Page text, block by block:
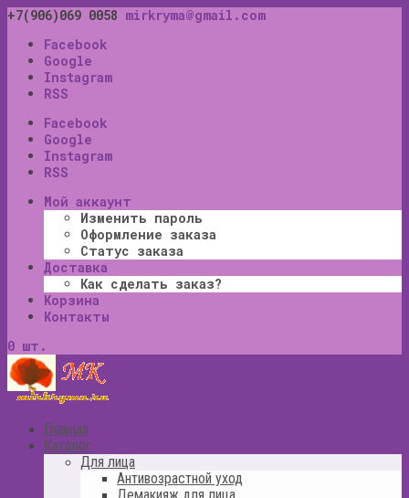
+7(906)069 0058 mirkryma@gmail.com
Facebook
Google
Instagram
RSS
Facebook
Google
Instagram
RSS
Мой аккаунт
Изменить пароль
Оформление заказа
Статус заказа
Доставка
Как сделать заказ?
Корзина
Контакты
0 шт.
Главная
Каталог
Для лица
Антивозрастной уход